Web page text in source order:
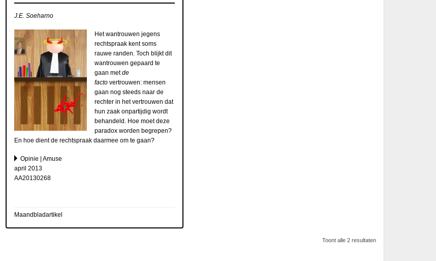
J.E. Soeharno
Het wantrouwen jegens
rechtspraak kent soms
rauwe randen. Toch blijkt dit
wantrouwen gepaard te
gaan metde
factovertrouwen: mensen
gaan nog steeds naar de
rechter in het vertrouwen dat
hun zaak onpartijdig wordt
behandeld. Hoe moet deze
paradox worden begrepen?
En hoe dient de rechtspraak daarmee om te gaan?
Opinie | Amuse
april 2013
AA20130268
Maandbladartikel
Toont alle 2 resultaten